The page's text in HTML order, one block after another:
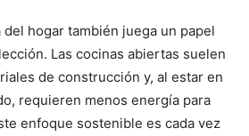
hogar también juega un papel
Las cocinas abiertas suelen
de construcción y, al estar en
requieren menos energía para
enfoque sostenible es cada vez